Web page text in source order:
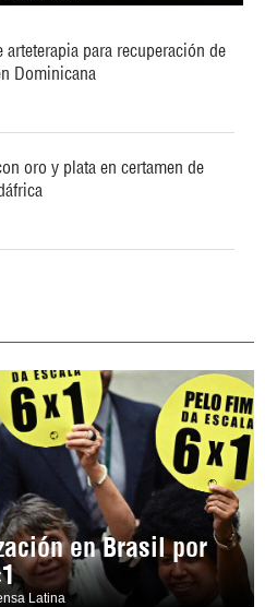
arteterapia para recuperación de
Dominicana
oro y plata en certamen de
en Brasil por
Latina